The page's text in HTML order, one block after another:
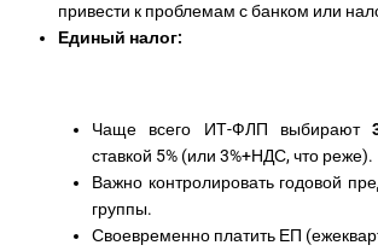
привести к проблемам с банком или
Единый налог:
Чаще всего ИТ-ФЛП выбирают
ставкой 5% (или 3%+НДС, что реже).
Важно контролировать годовой
группы.
Своевременно платить ЕП